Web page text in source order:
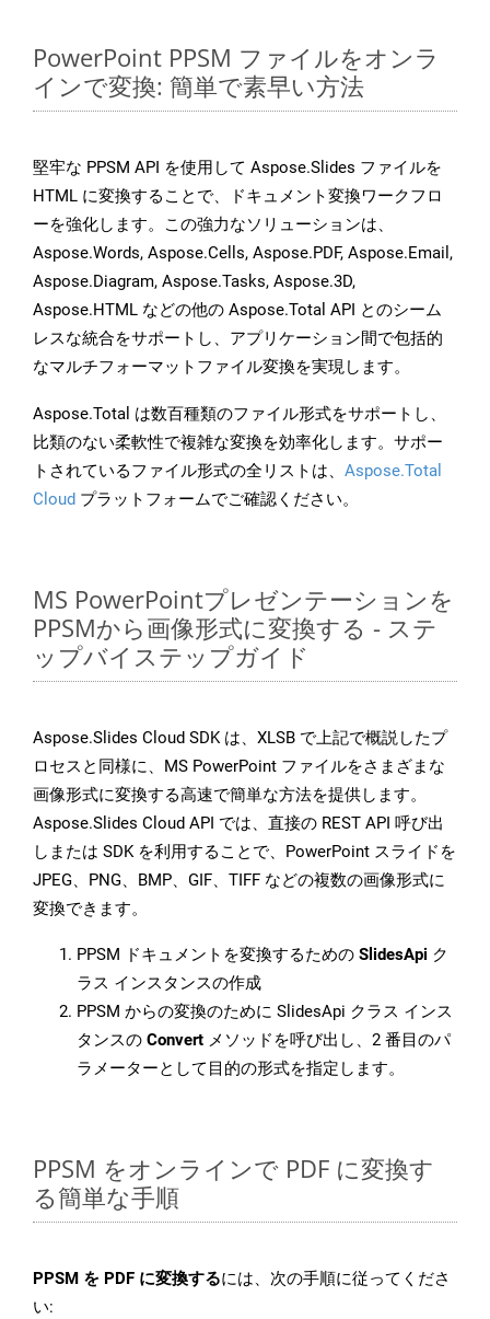
PowerPoint PPSM ファイルをオンラ
インで変換: 簡単で素早い方法
堅牢な PPSM API を使用して Aspose.Slides ファイルを
HTML に変換することで、ドキュメント変換ワークフロ
ーを強化します。この強力なソリューションは、
Aspose.Words, Aspose.Cells, Aspose.PDF, Aspose.Email,
Aspose.Diagram, Aspose.Tasks, Aspose.3D,
Aspose.HTML などの他の Aspose.Total API とのシーム
レスな統合をサポートし、アプリケーション間で包括的
なマルチフォーマットファイル変換を実現します。
Aspose.Total は数百種類のファイル形式をサポートし、
比類のない柔軟性で複雑な変換を効率化します。サポー
トされているファイル形式の全リストは、 Aspose.Total
Cloud プラットフォームでご確認ください。
MS PowerPointプレゼンテーションを
PPSMから画像形式に変換する - ステ
ップバイステップガイド
Aspose.Slides Cloud SDK は、XLSB で上記で概説したプ
ロセスと同様に、MS PowerPoint ファイルをさまざまな
画像形式に変換する高速で簡単な方法を提供します。
Aspose.Slides Cloud API では、直接の REST API 呼び出
しまたは SDK を利用することで、PowerPoint スライドを
JPEG、PNG、BMP、GIF、TIFF などの複数の画像形式に
変換できます。
PPSM ドキュメントを変換するための SlidesApi ク
ラス インスタンスの作成
PPSM からの変換のために SlidesApi クラス インス
タンスの Convert メソッドを呼び出し、2 番目のパ
ラメーターとして目的の形式を指定します。
PPSM をオンラインで PDF に変換す
る簡単な手順
PPSM を PDF に変換するには、次の手順に従ってくださ
い: